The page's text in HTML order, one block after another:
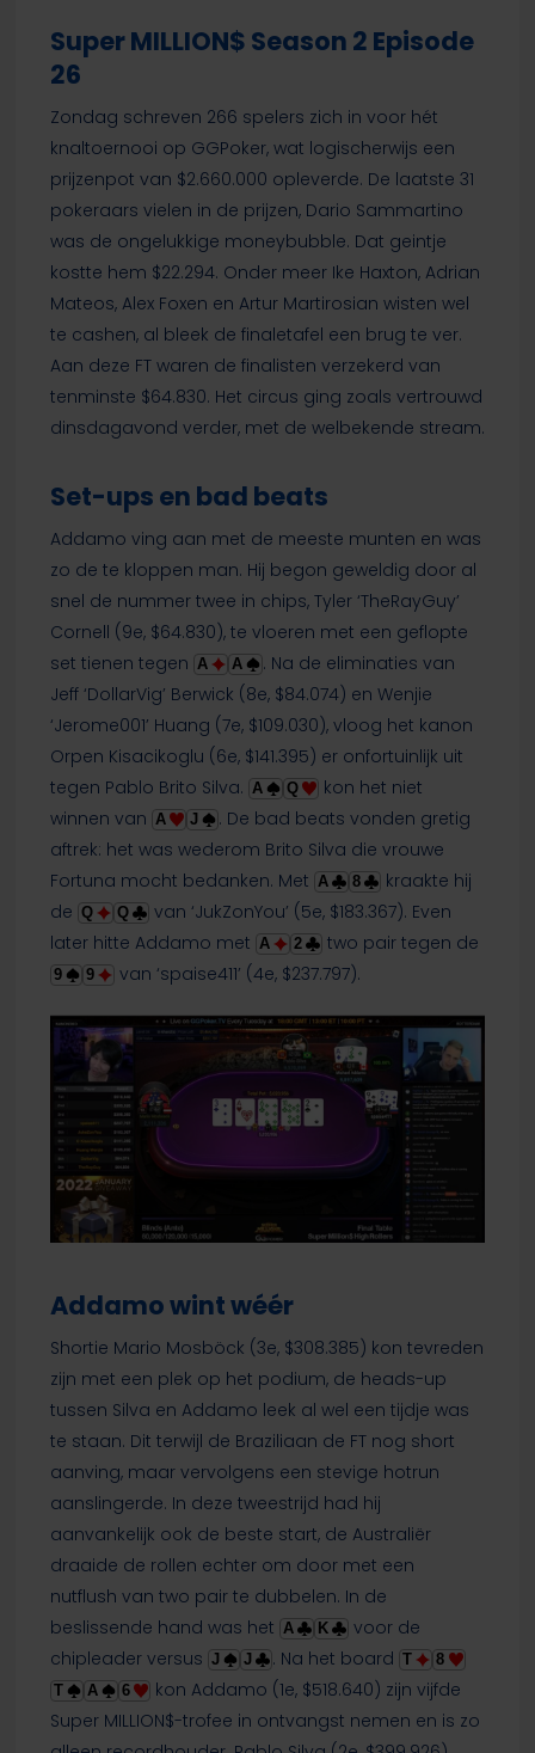
Super MILLION$ Season 2 Episode
26
Zondag schreven 266 spelers zich in voor hét
knaltoernooi op GGPoker, wat logischerwijs een
prijzenpot van $2.660.000 opleverde. De laatste 31
pokeraars vielen in de prijzen, Dario Sammartino
was de ongelukkige moneybubble. Dat geintje
kostte hem $22.294. Onder meer Ike Haxton, Adrian
Mateos, Alex Foxen en Artur Martirosian wisten wel
te cashen, al bleek de finaletafel een brug te ver.
Aan deze FT waren de finalisten verzekerd van
tenminste $64.830. Het circus ging zoals vertrouwd
dinsdagavond verder, met de welbekende stream.
Set-ups en bad beats
Addamo ving aan met de meeste munten en was
zo de te kloppen man. Hij begon geweldig door al
snel de nummer twee in chips, Tyler ‘TheRayGuy’
Cornell (9e, $64.830), te vloeren met een geflopte
set tienen tegen A A
. Na de eliminaties van
Jeff ‘DollarVig’ Berwick (8e, $84.074) en Wenjie
‘Jerome001’ Huang (7e, $109.030), vloog het kanon
Orpen Kisacikoglu (6e, $141.395) er onfortuinlijk uit
tegen Pablo Brito Silva. A Q
kon het niet
winnen van A J
. De bad beats vonden gretig
aftrek: het was wederom Brito Silva die vrouwe
Fortuna mocht bedanken. Met A 8
kraakte hij
de Q Q
van ‘JukZonYou’ (5e, $183.367). Even
later hitte Addamo met A 2 two pair tegen de
9 9 van ‘spaise411’ (4e, $237.797).
Addamo wint wéér
Shortie Mario Mosböck (3e, $308.385) kon tevreden
zijn met een plek op het podium, de heads-up
tussen Silva en Addamo leek al wel een tijdje was
te staan. Dit terwijl de Braziliaan de FT nog short
aanving, maar vervolgens een stevige hotrun
aanslingerde. In deze tweestrijd had hij
aanvankelijk ook de beste start, de Australiër
draaide de rollen echter om door met een
nutflush van two pair te dubbelen. In de
beslissende hand was het A K
voor de
chipleader versus J J . Na het board T
8
T
A 6
kon Addamo (1e, $518.640) zijn vijfde
Super MILLION$-trofee in ontvangst nemen en is zo